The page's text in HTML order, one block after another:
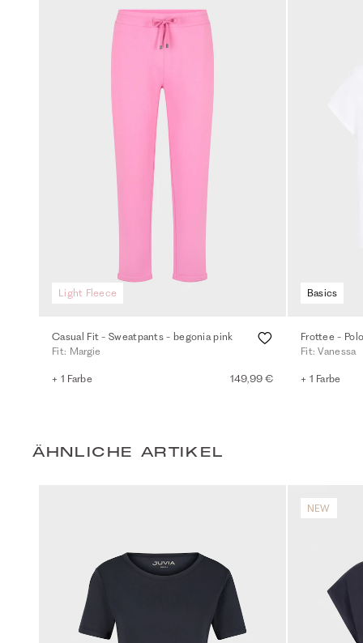
Light Fleece
Casual Fit - Sweatpants - begonia pink
Fit: Margie
+ 1 Farbe 149,99 €
Basics
Frottee -
Fit: Vanessa
+ 1 Farbe
ÄHNLICHE ARTIKEL
NEW